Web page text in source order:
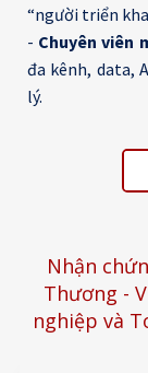
“người triển
- Chuyên viên
đa kênh, data,
lý.
Nhận
Thương -
nghiệp và